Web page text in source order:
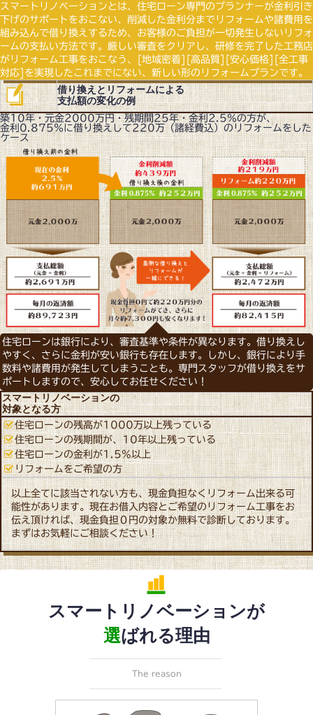
スマートリノベーションとは、住宅ローン専門のプランナーが金利引き
下げのサポートをおこない、削減した金利分までリフォームや諸費用を
組み込んで借り換えするため、お客様のご負担が一切発生しないリフォ
ームの支払い方法です。厳しい審査をクリアし、研修を完了した工務店
がリフォーム工事をおこなう、[地域密着][高品質][安心価格][全工事
対応]を実現したこれまでにない、新しい形のリフォームプランです。
借り換えとリフォームによる
支払額の変化の例
築10年・元金2000万円・残期間25年・金利2.5％の方が、
金利0.875％に借り換えして220万（諸経費込）のリフォームをした
ケース
住宅ローンは銀行により、審査基準や条件が異なります。借り換えし
やすく、さらに金利が安い銀行も存在します。しかし、銀行により手
数料や諸費用が発生してしまうことも。専門スタッフが借り換えをサ
ポートしますので、安心してお任せください！
スマートリノベーションの
対象となる方
住宅ローンの残高が1000万以上残っている
住宅ローンの残期間が、10年以上残っている
住宅ローンの金利が1.5%以上
リフォームをご希望の方
以上全てに該当されない方も、現金負担なくリフォーム出来る可
能性があります。現在お借入内容とご希望のリフォーム工事をお
伝え頂ければ、現金負担０円の対象か無料で診断しております。
まずはお気軽にご相談ください！
スマートリノベーションが
選ばれる理由
The reason